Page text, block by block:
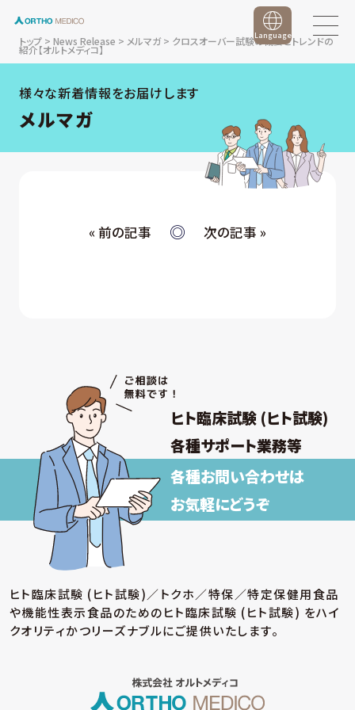
トップ> News Release > メルマガ> クロスオーバー試験の概要とトレンドの
紹介【オルトメディコ】
Language
様々な新着情報をお届けします
メルマガ
« 前の記事 次の記事 »
ヒト臨床試験 (ヒト試験)
各種サポート業務等
各種お問い合わせは
お気軽にどうぞ
ヒト臨床試験 (ヒト試験)／トクホ／特保／特定保健用食品
や機能性表示食品のためのヒト臨床試験 (ヒト試験) をハイ
クオリティかつリーズナブルにご提供いたします。